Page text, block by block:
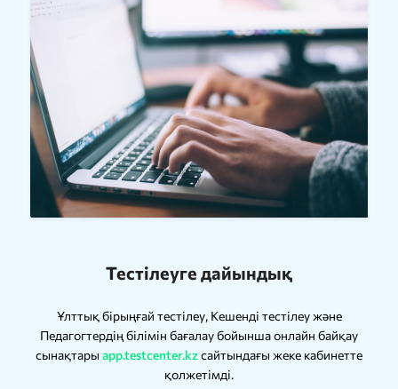
Тестілеуге дайындық
Ұлттық бірыңғай тестілеу, Кешенді тестілеу және
Педагогтердің білімін бағалау бойынша онлайн байқау
сынақтары app.testcenter.kzсайтындағы жеке кабинетте
қолжетімді.